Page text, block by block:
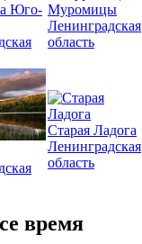
Юго- Муромицы
Ленинградская
область
Старая Ладога
Ленинградская
область
время